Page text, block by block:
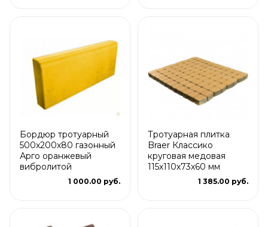
Бордюр тротуарный
500х200х80 газонный
Арго оранжевый
вибролитой
1 000.00 руб.
Тротуарная плитка
Braer Классико
круговая медовая
115х110х73х60 мм
1 385.00 руб.